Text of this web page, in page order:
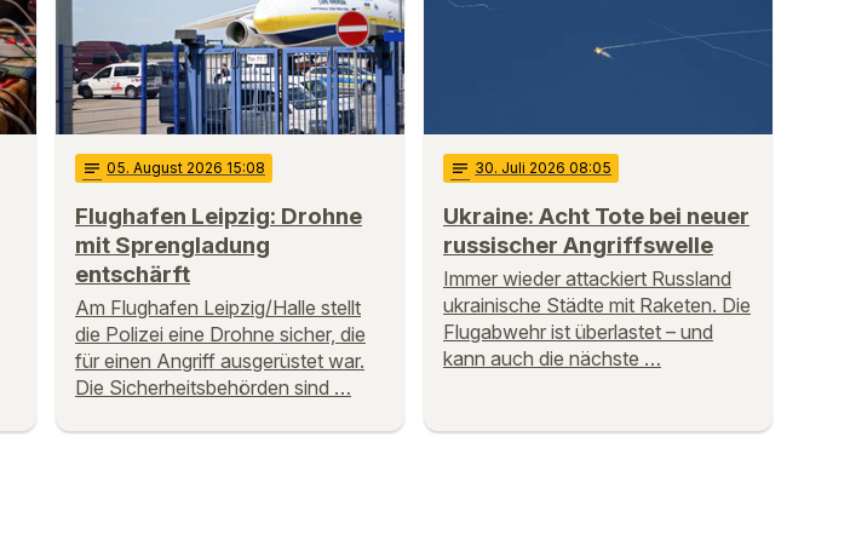
notes 05. August 2026 15:08
Flughafen Leipzig: Drohne
mit Sprengladung
entschärft
Am Flughafen Leipzig/Halle stellt
die Polizei eine Drohne sicher, die
für einen Angriff ausgerüstet war.
Die Sicherheitsbehörden sind …
notes 30. Juli 2026 08:05
Ukraine: Acht Tote bei neuer
russischer Angriffswelle
Immer wieder attackiert Russland
ukrainische Städte mit Raketen. Die
Flugabwehr ist überlastet – und
kann auch die nächste …